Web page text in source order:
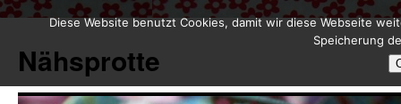
springen
Nähsprotte
Diese Website benutzt Cookies, damit wir diese Webseite
Speicherung